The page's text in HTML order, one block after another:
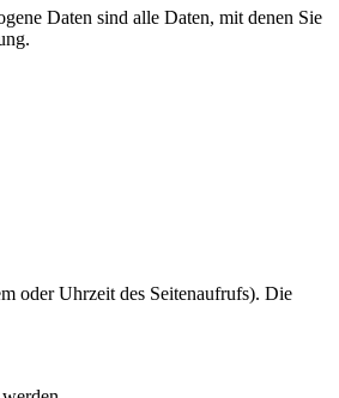
Daten sind alle Daten, mit denen Sie
oder Uhrzeit des Seitenaufrufs). Die